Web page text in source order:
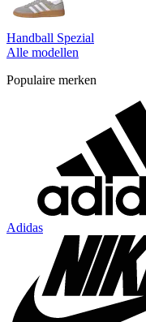
Handball Spezial
Alle modellen
Populaire merken
Adidas